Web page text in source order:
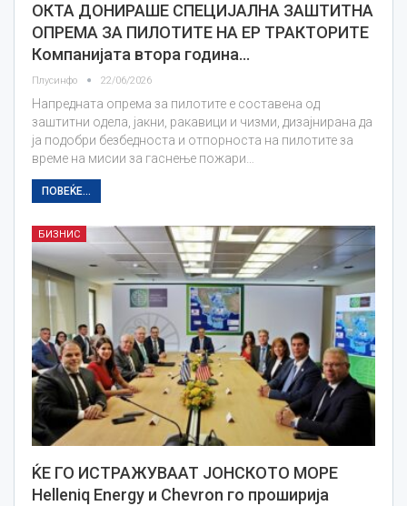
ОКТА ДОНИРАШЕ СПЕЦИЈАЛНА ЗАШТИТНА
ОПРЕМА ЗА ПИЛОТИТЕ НА ЕР ТРАКТОРИТЕ
Компанијата втора година…
Плусинфо 22/06/2026
Напредната опрема за пилотите е составена од
заштитни одела, јакни, ракавици и чизми, дизајнирана да
ја подобри безбедноста и отпорноста на пилотите за
време на мисии за гаснење пожари…
ПОВЕЌЕ...
БИЗНИС
ЌЕ ГО ИСТРАЖУВААТ ЈОНСКОТО МОРЕ
Helleniq Energy и Chevron го проширија